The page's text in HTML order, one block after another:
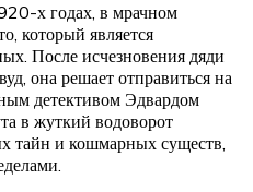
х годах, в мрачном
который является
После исчезновения дяди
она решает отправиться на
детективом Эдвардом
в жуткий водоворот
тайн и кошмарных существ,